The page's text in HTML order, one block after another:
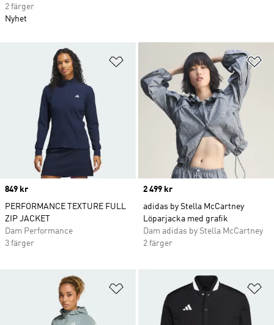
Lägg till på önskelistan
Price
849 kr
PERFORMANCE TEXTURE FULL
ZIP JACKET
Dam Performance
3 färger
Price
2 499 kr
adidas by Stella McCartney
Löparjacka med grafik
Dam adidas by Stella McCartney
2 färger
Lägg till på önskelistan
2 färger
Nyhet